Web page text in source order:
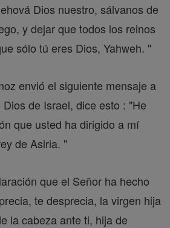
Dios nuestro, sálvanos de
y dejar que todos los reinos
sólo tú eres Dios, Yahweh. "
envió el siguiente mensaje a
de Israel, dice esto : "He
que usted ha dirigido a mí
de Asiria. "
que el Señor ha hecho
te desprecia, la virgen hija
la cabeza ante ti, hija de